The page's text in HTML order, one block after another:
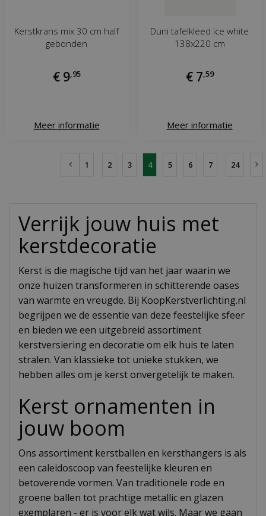
Kerstkrans mix 30 cm half
gebonden
€ 9, 95
Meer informatie
Duni tafelkleed ice white
138x220 cm
€ 7 59
Meer informatie
1 2 3 4 5 6 7 24
Verrijk jouw huis met
kerstdecoratie
Kerst is die magische tijd van het jaar waarin we
onze huizen transformeren in schitterende oases
van warmte en vreugde. Bij KoopKerstverlichting.nl
begrijpen we de essentie van deze feestelijke sfeer
en bieden we een uitgebreid assortiment
kerstversiering en decoratie om elk huis te laten
stralen. Van klassieke tot unieke stukken, we
hebben alles om je kerst onvergetelijk te maken.
Kerst ornamenten in
jouw boom
Ons assortiment kerstballen en kersthangers is als
een caleidoscoop van feestelijke kleuren en
betoverende vormen. Van traditionele rode en
groene ballen tot prachtige metallic en glazen
exemplaren - er is voor elk wat wils. Maar we gaan